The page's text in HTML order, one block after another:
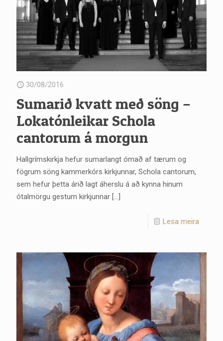
30/08/2016
Sumarið kvatt með söng –
Lokatónleikar Schola
cantorum á morgun
Hallgrímskirkja hefur sumarlangt ómað af tærum og
fögrum söng kammerkórs kirkjunnar, Schola cantorum,
sem hefur þetta árið lagt áherslu á að kynna hinum
ótalmörgu gestum kirkjunnar […]
Lesa meira